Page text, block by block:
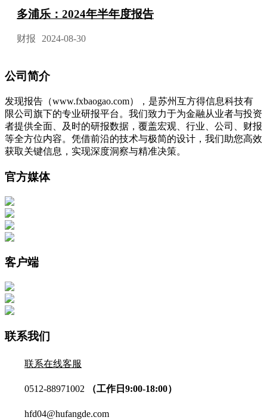
多浦乐：2024年半年度报告
财报 2024-08-30
公司简介
发现报告（www.fxbaogao.com），是苏州互方得信息科技有
限公司旗下的专业研报平台。我们致力于为金融从业者与投资
者提供全面、及时的研报数据，覆盖宏观、行业、公司、财报
等全方位内容。凭借前沿的技术与极简的设计，我们助您高效
获取关键信息，实现深度洞察与精准决策。
官方媒体
客户端
联系我们
联系在线客服
0512-88971002 （工作日9:00-18:00）
hfd04@hufangde.com